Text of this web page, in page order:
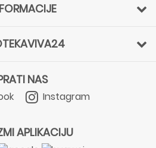
NAS
Instagram
APLIKACIJU